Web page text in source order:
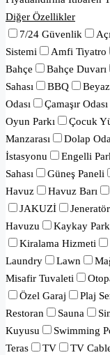
Diğer Özellikler
7/24 Güvenlik
Sistemi
Amfi Tiyatro
Bahçe
Bahçe Duvarı
Sahası
BBQ
Odası
Çamaşır Odası
Oyun Parkı
Çocuk
Manzarası
Dolap
İstasyonu
Engelli
Sahası
Güneş Paneli
Havuz
Havuz Barı
JAKUZİ
Jeneratör
Havuzu
Kaykay
Kiralama Hizmeti
Laundry
Lawn
Misafir Tuvaleti
Özel Garaj
Plaj
Restoran
Sauna
Kuyusu
Swimming
Teras
TV TV